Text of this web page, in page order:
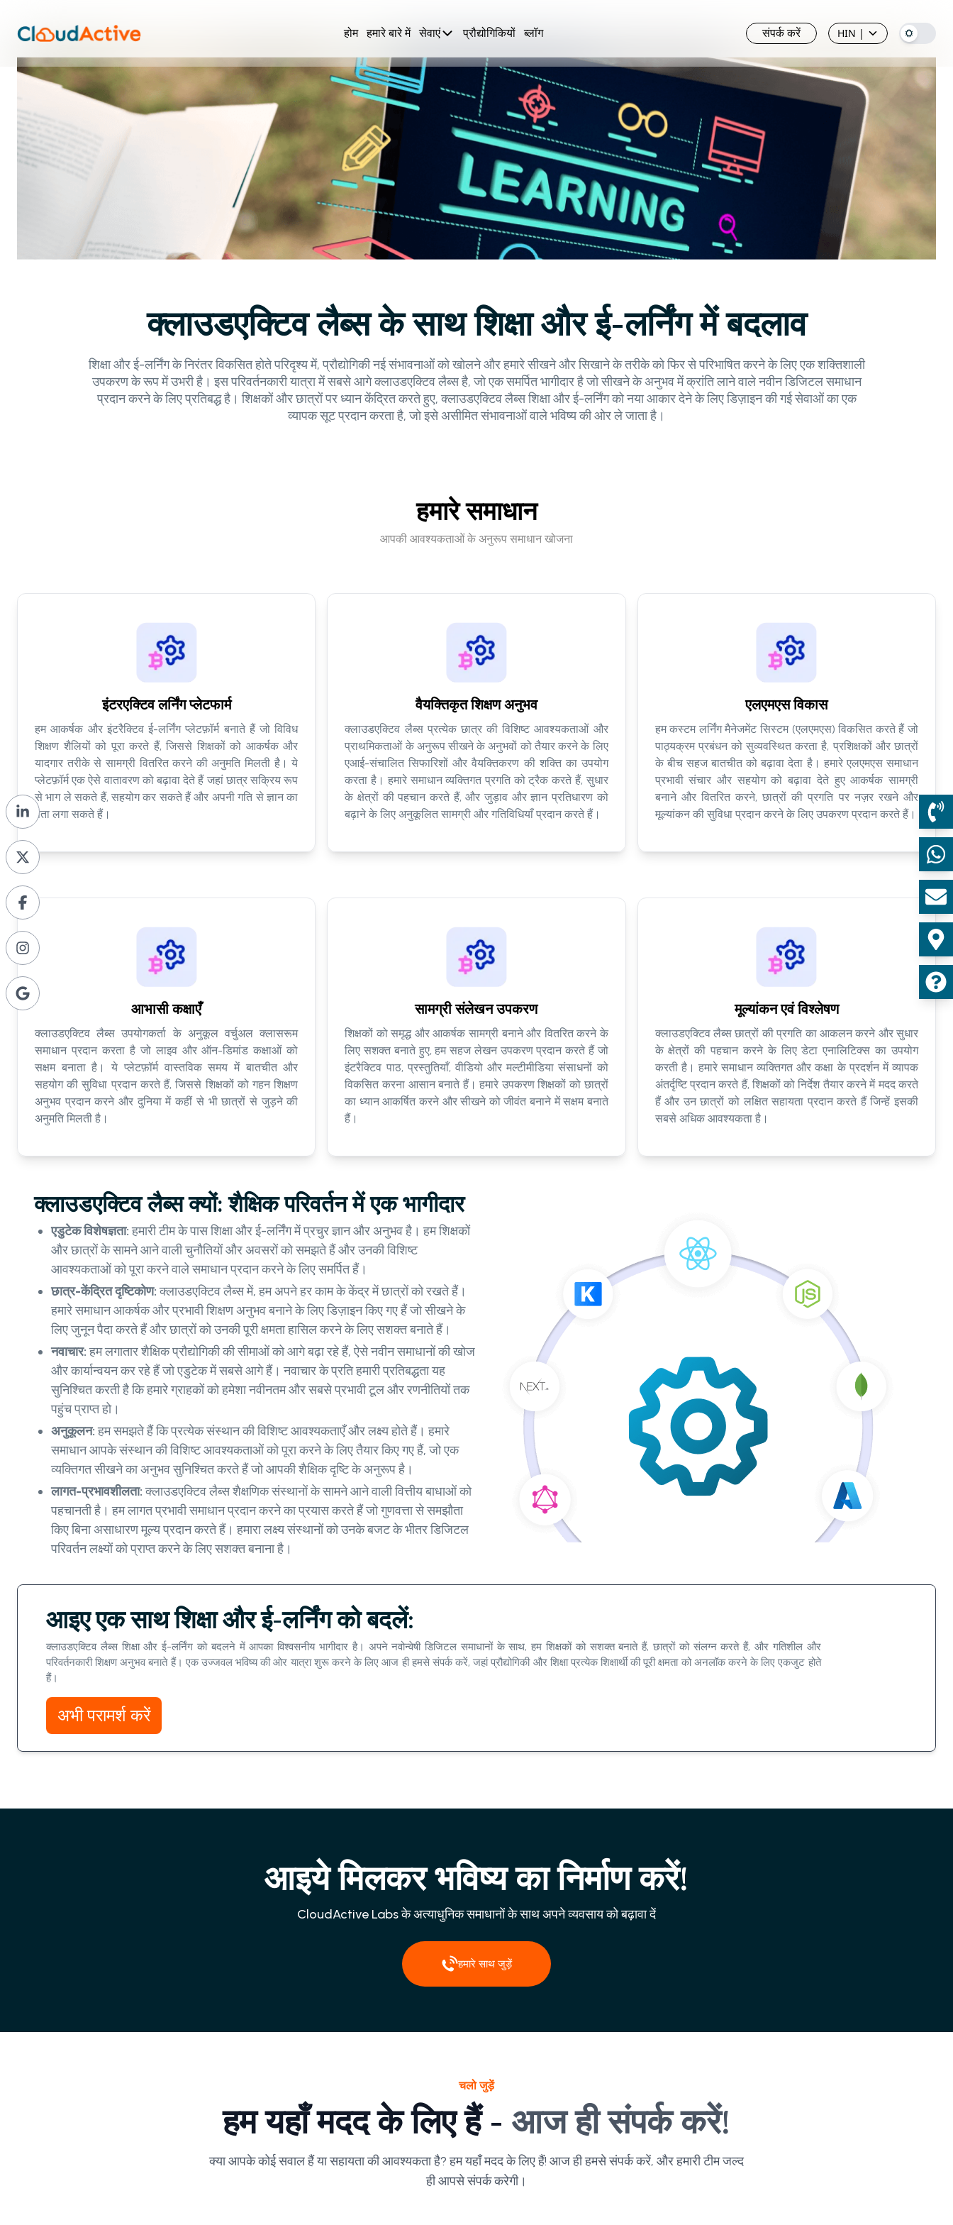
होम हमारे बारे में सेवाएं प्रौद्योगिकियों ब्लॉग संपर्क करें HIN |
क्लाउडएक्टिव लैब्स के साथ शिक्षा और ई-लर्निंग में बदलाव
शिक्षा और ई-लर्निंग के निरंतर विकसित होते परिदृश्य में, प्रौद्योगिकी नई संभावनाओं को खोलने और हमारे सीखने और सिखाने के तरीके को फिर से परिभाषित करने के लिए एक शक्तिशाली
उपकरण के रूप में उभरी है। इस परिवर्तनकारी यात्रा में सबसे आगे क्लाउडएक्टिव लैब्स है, जो एक समर्पित भागीदार है जो सीखने के अनुभव में क्रांति लाने वाले नवीन डिजिटल समाधान
प्रदान करने के लिए प्रतिबद्ध है। शिक्षकों और छात्रों पर ध्यान केंद्रित करते हुए, क्लाउडएक्टिव लैब्स शिक्षा और ई-लर्निंग को नया आकार देने के लिए डिज़ाइन की गई सेवाओं का एक
व्यापक सूट प्रदान करता है, जो इसे असीमित संभावनाओं वाले भविष्य की ओर ले जाता है।
हमारे समाधान
आपकी आवश्यकताओं के अनुरूप समाधान खोजना
इंटरएक्टिव लर्निंग प्लेटफार्म
हम आकर्षक और इंटरैक्टिव ई-लर्निंग प्लेटफ़ॉर्म बनाते हैं जो विविध
शिक्षण शैलियों को पूरा करते हैं, जिससे शिक्षकों को आकर्षक और
यादगार तरीके से सामग्री वितरित करने की अनुमति मिलती है। ये
प्लेटफ़ॉर्म एक ऐसे वातावरण को बढ़ावा देते हैं जहां छात्र सक्रिय रूप
से भाग ले सकते हैं, सहयोग कर सकते हैं और अपनी गति से ज्ञान का
पता लगा सकते हैं।
वैयक्तिकृत शिक्षण अनुभव
क्लाउडएक्टिव लैब्स प्रत्येक छात्र की विशिष्ट आवश्यकताओं और
प्राथमिकताओं के अनुरूप सीखने के अनुभवों को तैयार करने के लिए
एआई-संचालित सिफारिशों और वैयक्तिकरण की शक्ति का उपयोग
करता है। हमारे समाधान व्यक्तिगत प्रगति को ट्रैक करते हैं, सुधार
के क्षेत्रों की पहचान करते हैं, और जुड़ाव और ज्ञान प्रतिधारण को
बढ़ाने के लिए अनुकूलित सामग्री और गतिविधियाँ प्रदान करते हैं।
एलएमएस विकास
हम कस्टम लर्निंग मैनेजमेंट सिस्टम (एलएमएस) विकसित करते हैं जो
पाठ्यक्रम प्रबंधन को सुव्यवस्थित करता है, प्रशिक्षकों और छात्रों
के बीच सहज बातचीत को बढ़ावा देता है। हमारे एलएमएस समाधान
प्रभावी संचार और सहयोग को बढ़ावा देते हुए आकर्षक सामग्री
बनाने और वितरित करने, छात्रों की प्रगति पर नज़र रखने और
मूल्यांकन की सुविधा प्रदान करने के लिए उपकरण प्रदान करते हैं।
आभासी कक्षाएँ
क्लाउडएक्टिव लैब्स उपयोगकर्ता के अनुकूल वर्चुअल क्लासरूम
समाधान प्रदान करता है जो लाइव और ऑन-डिमांड कक्षाओं को
सक्षम बनाता है। ये प्लेटफ़ॉर्म वास्तविक समय में बातचीत और
सहयोग की सुविधा प्रदान करते हैं, जिससे शिक्षकों को गहन शिक्षण
अनुभव प्रदान करने और दुनिया में कहीं से भी छात्रों से जुड़ने की
अनुमति मिलती है।
सामग्री संलेखन उपकरण
शिक्षकों को समृद्ध और आकर्षक सामग्री बनाने और वितरित करने के
लिए सशक्त बनाते हुए, हम सहज लेखन उपकरण प्रदान करते हैं जो
इंटरैक्टिव पाठ, प्रस्तुतियाँ, वीडियो और मल्टीमीडिया संसाधनों को
विकसित करना आसान बनाते हैं। हमारे उपकरण शिक्षकों को छात्रों
का ध्यान आकर्षित करने और सीखने को जीवंत बनाने में सक्षम बनाते
हैं।
मूल्यांकन एवं विश्लेषण
क्लाउडएक्टिव लैब्स छात्रों की प्रगति का आकलन करने और सुधार
के क्षेत्रों की पहचान करने के लिए डेटा एनालिटिक्स का उपयोग
करती है। हमारे समाधान व्यक्तिगत और कक्षा के प्रदर्शन में व्यापक
अंतर्दृष्टि प्रदान करते हैं, शिक्षकों को निर्देश तैयार करने में मदद करते
हैं और उन छात्रों को लक्षित सहायता प्रदान करते हैं जिन्हें इसकी
सबसे अधिक आवश्यकता है।
क्लाउडएक्टिव लैब्स क्यों: शैक्षिक परिवर्तन में एक भागीदार
एडुटेक विशेषज्ञता:हमारी टीम के पास शिक्षा और ई-लर्निंग में प्रचुर ज्ञान और अनुभव है। हम शिक्षकों
और छात्रों के सामने आने वाली चुनौतियों और अवसरों को समझते हैं और उनकी विशिष्ट
आवश्यकताओं को पूरा करने वाले समाधान प्रदान करने के लिए समर्पित हैं।
छात्र-केंद्रित दृष्टिकोण:क्लाउडएक्टिव लैब्स में, हम अपने हर काम के केंद्र में छात्रों को रखते हैं।
हमारे समाधान आकर्षक और प्रभावी शिक्षण अनुभव बनाने के लिए डिज़ाइन किए गए हैं जो सीखने के
लिए जुनून पैदा करते हैं और छात्रों को उनकी पूरी क्षमता हासिल करने के लिए सशक्त बनाते हैं।
नवाचार:हम लगातार शैक्षिक प्रौद्योगिकी की सीमाओं को आगे बढ़ा रहे हैं, ऐसे नवीन समाधानों की खोज
और कार्यान्वयन कर रहे हैं जो एडुटेक में सबसे आगे हैं। नवाचार के प्रति हमारी प्रतिबद्धता यह
सुनिश्चित करती है कि हमारे ग्राहकों को हमेशा नवीनतम और सबसे प्रभावी टूल और रणनीतियों तक
पहुंच प्राप्त हो।
अनुकूलन:हम समझते हैं कि प्रत्येक संस्थान की विशिष्ट आवश्यकताएँ और लक्ष्य होते हैं। हमारे
समाधान आपके संस्थान की विशिष्ट आवश्यकताओं को पूरा करने के लिए तैयार किए गए हैं, जो एक
व्यक्तिगत सीखने का अनुभव सुनिश्चित करते हैं जो आपकी शैक्षिक दृष्टि के अनुरूप है।
लागत-प्रभावशीलता:क्लाउडएक्टिव लैब्स शैक्षणिक संस्थानों के सामने आने वाली वित्तीय बाधाओं को
पहचानती है। हम लागत प्रभावी समाधान प्रदान करने का प्रयास करते हैं जो गुणवत्ता से समझौता
किए बिना असाधारण मूल्य प्रदान करते हैं। हमारा लक्ष्य संस्थानों को उनके बजट के भीतर डिजिटल
परिवर्तन लक्ष्यों को प्राप्त करने के लिए सशक्त बनाना है।
आइए एक साथ शिक्षा और ई-लर्निंग को बदलें:
क्लाउडएक्टिव लैब्स शिक्षा और ई-लर्निंग को बदलने में आपका विश्वसनीय भागीदार है। अपने नवोन्वेषी डिजिटल समाधानों के साथ, हम शिक्षकों को सशक्त बनाते हैं, छात्रों को संलग्न करते हैं, और गतिशील और
परिवर्तनकारी शिक्षण अनुभव बनाते हैं। एक उज्जवल भविष्य की ओर यात्रा शुरू करने के लिए आज ही हमसे संपर्क करें, जहां प्रौद्योगिकी और शिक्षा प्रत्येक शिक्षार्थी की पूरी क्षमता को अनलॉक करने के लिए एकजुट होते
हैं।
अभी परामर्श करें
आइये मिलकर भविष्य का निर्माण करें!
CloudActive Labs के अत्याधुनिक समाधानों के साथ अपने व्यवसाय को बढ़ावा दें
हमारे साथ जुड़ें
चलो जुड़ें
हम यहाँ मदद के लिए हैं - आज ही संपर्क करें!
क्या आपके कोई सवाल हैं या सहायता की आवश्यकता है? हम यहाँ मदद के लिए हैं! आज ही हमसे संपर्क करें, और हमारी टीम जल्द
ही आपसे संपर्क करेगी।